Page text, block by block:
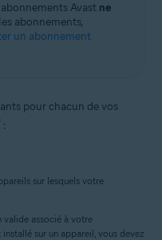
abonnements Avast ne
abonnements,
un abonnement
pour chacun de vos
:
sur lesquels votre
valide associé à votre
sur un appareil, vous devez